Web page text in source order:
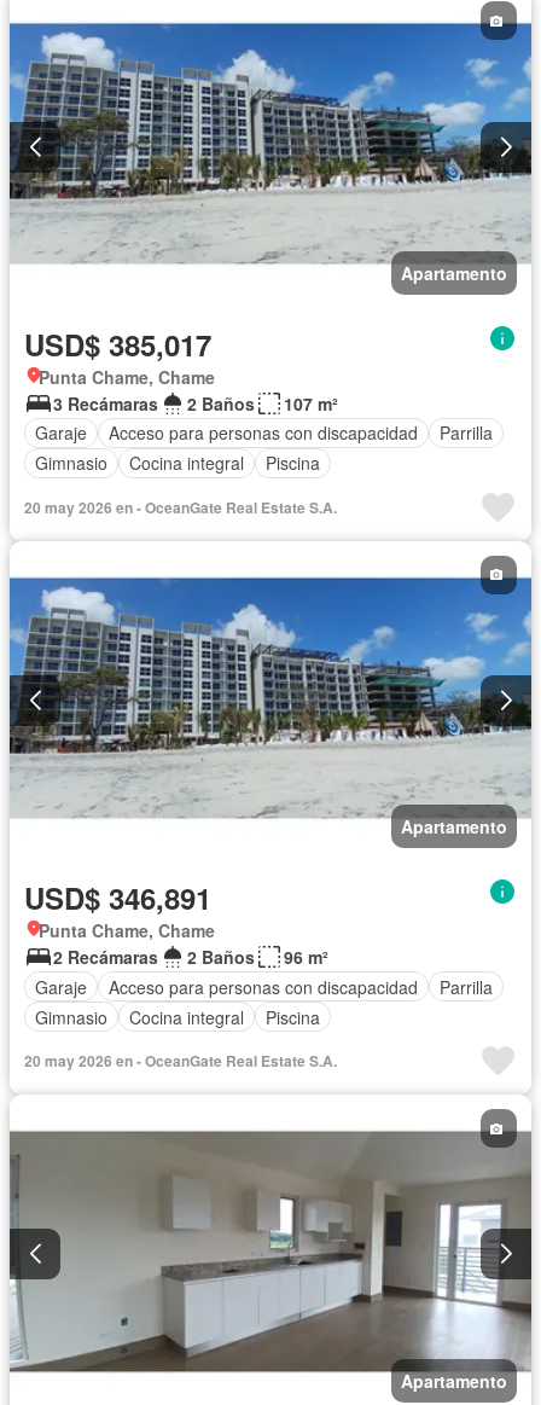
Apartamento
USD$ 385,017
Punta Chame, Chame
3 Recámaras
2 Baños
107 m²
Garaje
Acceso para personas con discapacidad
Parrilla
Gimnasio
Cocina integral Piscina
20 may 2026 en - OceanGate Real Estate S.A.
Apartamento
USD$ 346,891
Punta Chame, Chame
2 Recámaras
2 Baños
96 m²
Garaje
Acceso para personas con discapacidad
Parrilla
Gimnasio
Cocina integral Piscina
20 may 2026 en - OceanGate Real Estate S.A.
Apartamento